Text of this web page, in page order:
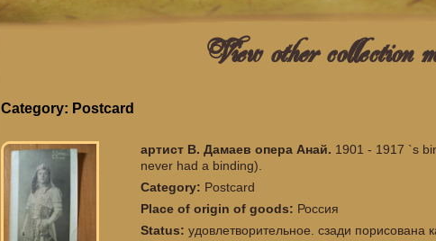
View other collection
Category: Postcard
артист В. Дамаев опера Анай. 1901 - 1917 `s
never had a binding).
Category: Postcard
Place of origin of goods: Россия
Status:удовлетворительное. сзади порисована